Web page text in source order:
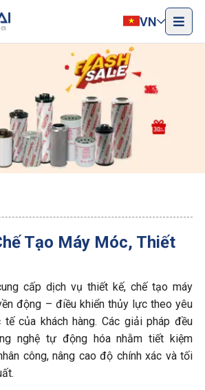
VN
Tạo Máy Móc, Thiết
cấp dịch vụ thiết kế, chế tạo máy
động – điều khiển thủy lực theo yêu
của khách hàng. Các giải pháp đều
nghệ tự động hóa nhằm tiết kiệm
công, nâng cao độ chính xác và tối